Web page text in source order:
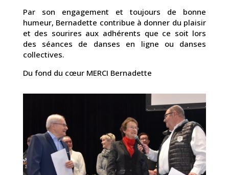
Par son engagement et toujours de bonne
humeur, Bernadette contribue à donner du plaisir
et des sourires aux adhérents que ce soit lors
des séances de danses en ligne ou danses
collectives.
Du fond du cœur MERCI Bernadette